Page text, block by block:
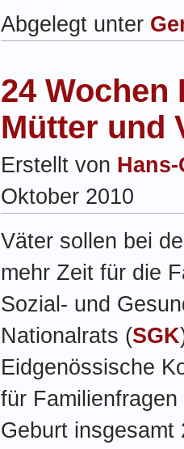
Abgelegt unter
24
Mütter und
Erstellt von
Oktober 2010
Väter sollen bei
mehr Zeit für die
Sozial- und
Nationalrats (SGK
Eidgenössische
für
Geburt insgesamt